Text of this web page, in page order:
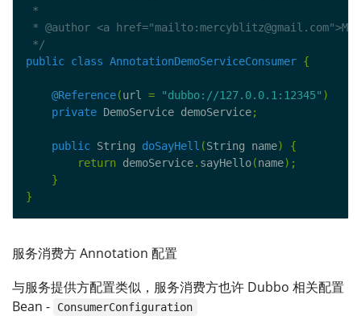
*/
public class AnnotationDemoServiceConsumer {
@Reference(url = "dubbo://127.0.0.1:12345" )
private DemoService demoService;
public String doSayHell (String name)
{
return demoService. sayHello(name);
}
}
服务消费方 Annotation 配置
与服务提供方配置类似，服务消费方也许 Dubbo 相关配置
Bean -
ConsumerConfiguration